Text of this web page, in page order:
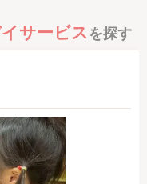
サービス を探す